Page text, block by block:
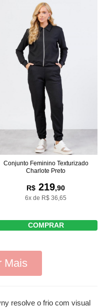
Conjunto Feminino Texturizado
Charlote Preto
R$ 219,90
6x de R$ 36,65
COMPRAR
Mais
resolve o frio com visual